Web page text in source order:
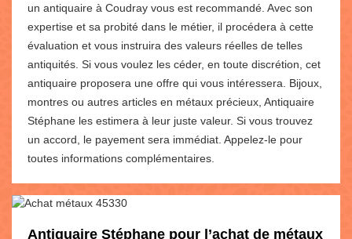
un antiquaire à Coudray vous est recommandé. Avec son
expertise et sa probité dans le métier, il procédera à cette
évaluation et vous instruira des valeurs réelles de telles
antiquités. Si vous voulez les céder, en toute discrétion, cet
antiquaire proposera une offre qui vous intéressera. Bijoux,
montres ou autres articles en métaux précieux, Antiquaire
Stéphane les estimera à leur juste valeur. Si vous trouvez
un accord, le payement sera immédiat. Appelez-le pour
toutes informations complémentaires.
Antiquaire Stéphane pour l’achat de métaux